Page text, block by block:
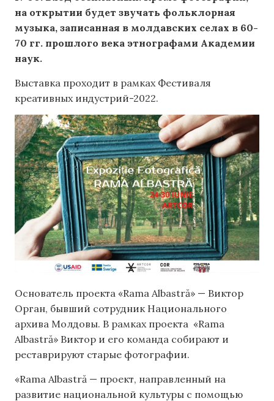
на открытии будет звучать фольклорная
музыка, записанная в молдавских селах в 60-
70 гг. прошлого века этнографами Академии
наук.
Выставка проходит в рамках Фестиваля
креативных индустрий-2022.
Основатель проекта «Rama Albastră» — Виктор
Орган, бывший сотрудник Национального
архива Молдовы. В рамках проекта «Rama
Albastră» Виктор и его команда собирают и
реставрируют старые фотографии.
«Rama Albastră — проект, направленный на
развитие национальной культуры с помощью